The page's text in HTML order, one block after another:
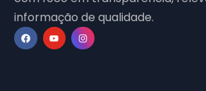
informação de qualidade.